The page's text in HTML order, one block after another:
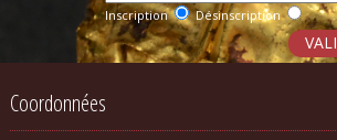
Inscription Désinscription
Coordonnées